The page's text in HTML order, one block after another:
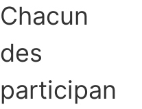
Chacun
des
participan